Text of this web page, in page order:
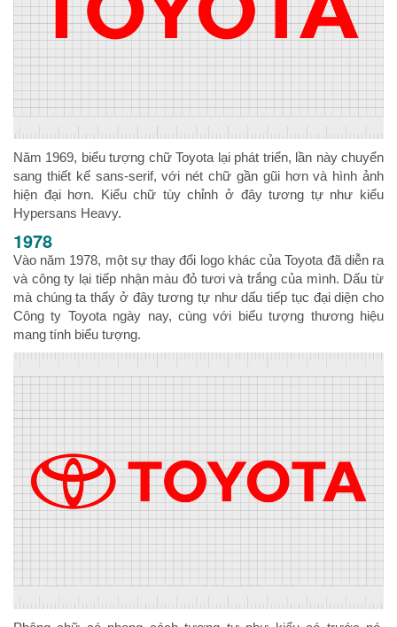
Năm 1969, biểu tượng chữ Toyota lại phát triển, lần này chuyển
sang thiết kế sans-serif, với nét chữ gần gũi hơn và hình ảnh
hiện đại hơn. Kiểu chữ tùy chỉnh ở đây tương tự như kiểu
Hypersans Heavy.
1978
Vào năm 1978, một sự thay đổi logo khác của Toyota đã diễn ra
và công ty lại tiếp nhận màu đỏ tươi và trắng của mình. Dấu từ
mà chúng ta thấy ở đây tương tự như dấu tiếp tục đại diện cho
Công ty Toyota ngày nay, cùng với biểu tượng thương hiệu
mang tính biểu tượng.